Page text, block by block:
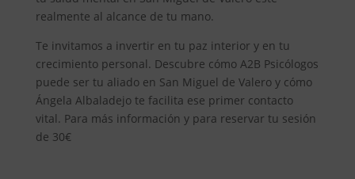
realmente al alcance de tu mano.
Te invitamos a invertir en tu paz interior y en tu
crecimiento personal. Descubre cómo A2B Psicólogos
puede ser tu aliado en San Miguel de Valero y cómo
Ángela Albaladejo te facilita ese primer contacto
vital. Para más información y para reservar tu sesión
de 30€